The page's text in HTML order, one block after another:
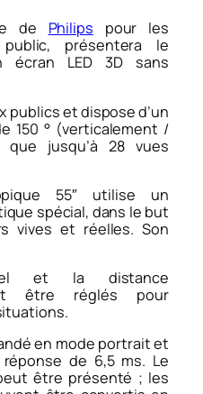
de Philips pour les
public, présentera le
écran LED 3D sans
publics et dispose d’un
150 ° (verticalement /
que jusqu’à 28 vues
55″ utilise un
spécial, dans le but
vives et réelles. Son
et la distance
être réglés pour
en mode portrait et
de 6,5 ms. Le
être présenté ; les